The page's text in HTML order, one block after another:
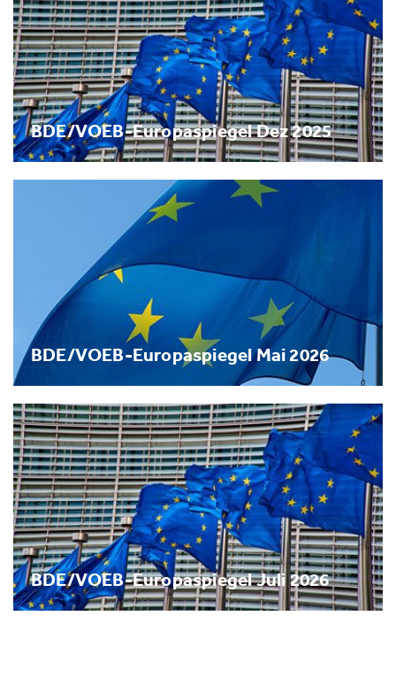
BDE/VOEB-Europaspiegel Dez 2025
BDE/VOEB-Europaspiegel Mai 2026
BDE/VOEB-Europaspiegel Juli 2026